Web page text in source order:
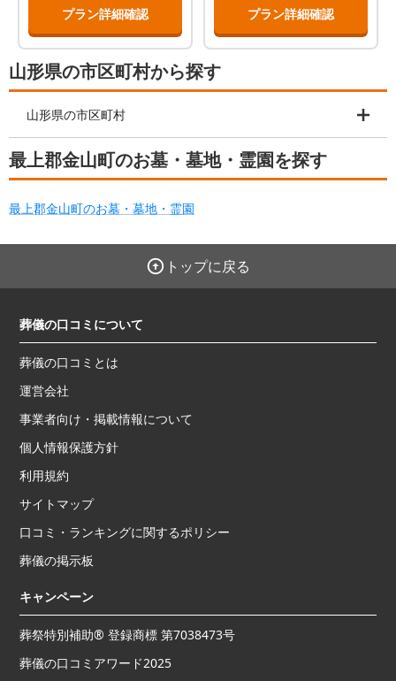
プラン詳細確認 プラン詳細確認
山形県の市区町村から探す
山形県の市区町村
最上郡金山町のお墓・墓地・霊園を探す
最上郡金山町のお墓・墓地・霊園
トップに戻る
葬儀の口コミについて
葬儀の口コミとは
運営会社
事業者向け・掲載情報について
個人情報保護方針
利用規約
サイトマップ
口コミ・ランキングに関するポリシー
葬儀の掲示板
キャンペーン
葬祭特別補助® 登録商標 第7038473号
葬儀の口コミアワード2025